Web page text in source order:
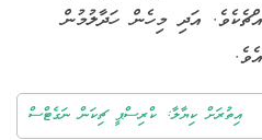
އަދި މިހެން ހަދާލުމުން
އިތުރަށް ކިޔާލާ: ކްރިސްޕީ ޗިކަން ނަގެޓްސް